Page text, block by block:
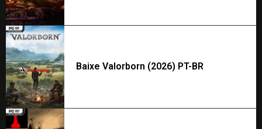
Baixe Valorborn (2026) PT-BR